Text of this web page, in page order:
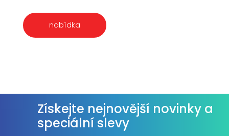
nabídka
Získejte nejnovější novinky a
speciální slevy